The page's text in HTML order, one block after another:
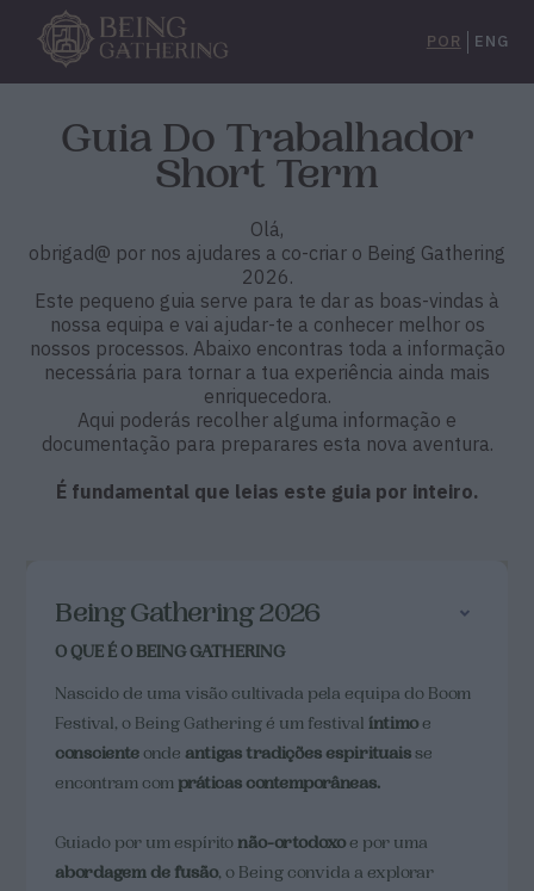
POR ENG
Guia Do Trabalhador
Short Term
Olá,
obrigad@ por nos ajudares a co-criar o Being Gathering
2026.
Este pequeno guia serve para te dar as boas-vindas à
nossa equipa e vai ajudar-te a conhecer melhor os
nossos processos. Abaixo encontras toda a informação
necessária para tornar a tua experiência ainda mais
enriquecedora.
Aqui poderás recolher alguma informação e
documentação para preparares esta nova aventura.
É fundamental que leias este guia por inteiro.
Being Gathering 2026
O QUE É O BEING GATHERING
Nascido de uma visão cultivada pela equipa do Boom
Festival, o Being Gathering é um festivalíntimo e
consciente onde antigas tradições espirituais se
encontram com práticas contemporâneas.
Guiado por um espíritonão-ortodoxo e por uma
abordagem de fusão, o Being convida a explorar